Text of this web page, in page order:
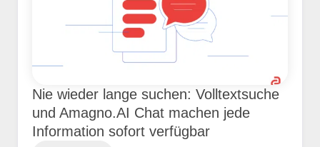
Nie wieder lange suchen: Volltextsuche
und Amagno.AI Chat machen jede
Information sofort verfügbar